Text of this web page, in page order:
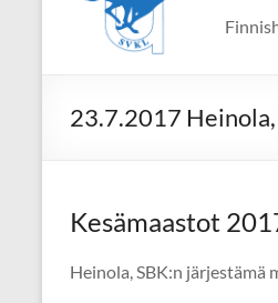
23.7.2017 Heinola,
Kesämaastot
Heinola, SBK:n järjestämä